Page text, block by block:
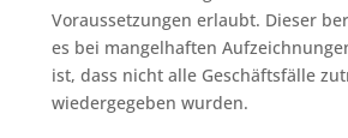
Voraussetzungen erlaubt. Dieser
es bei mangelhaften
ist, dass nicht alle Geschäftsfälle
wiedergegeben wurden.